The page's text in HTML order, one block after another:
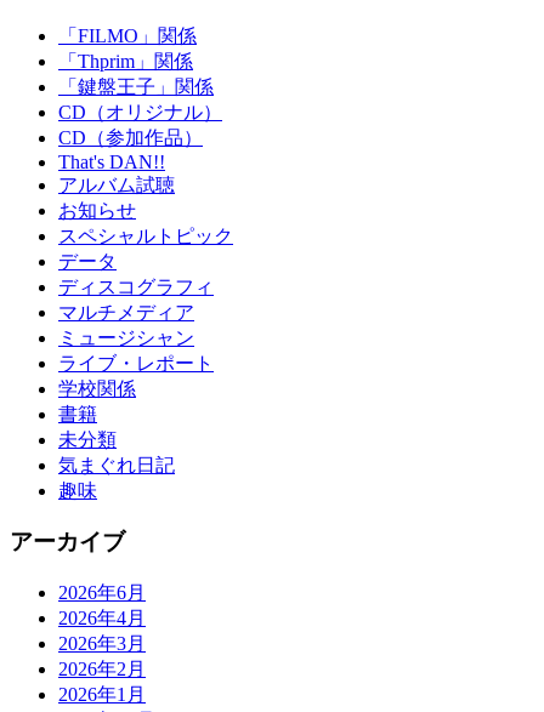
「FILMO」関係
「Thprim」関係
「鍵盤王子」関係
CD（オリジナル）
CD（参加作品）
That's DAN!!
アルバム試聴
お知らせ
スペシャルトピック
データ
ディスコグラフィ
マルチメディア
ミュージシャン
ライブ・レポート
学校関係
書籍
未分類
気まぐれ日記
趣味
アーカイブ
2026年6月
2026年4月
2026年3月
2026年2月
2026年1月